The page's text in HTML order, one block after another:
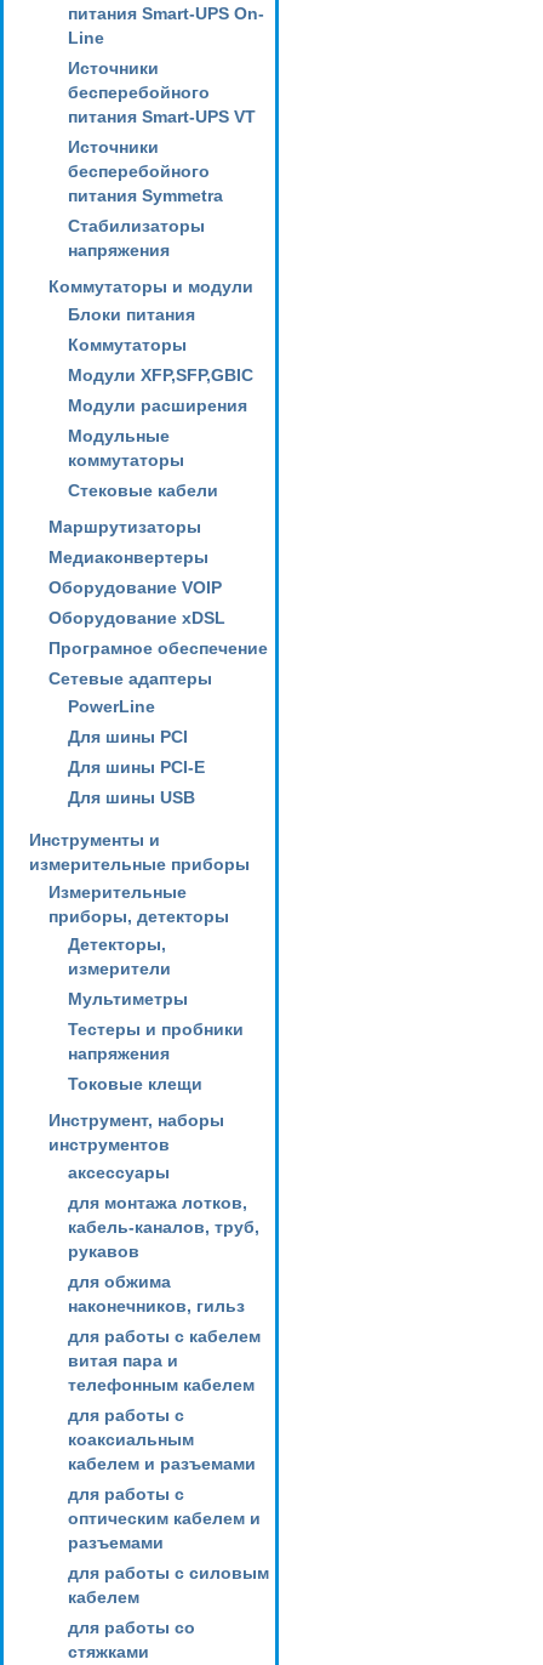
питания Smart-UPS On-
Line
Источники
бесперебойного
питания Smart-UPS VT
Источники
бесперебойного
питания Symmetra
Стабилизаторы
напряжения
Коммутаторы и модули
Блоки питания
Коммутаторы
Модули XFP,SFP,GBIC
Модули расширения
Модульные
коммутаторы
Стековые кабели
Маршрутизаторы
Медиаконвертеры
Оборудование VOIP
Оборудование xDSL
Програмное обеспечение
Сетевые адаптеры
PowerLine
Для шины PCI
Для шины PCI-E
Для шины USB
Инструменты и
измерительные приборы
Измерительные
приборы, детекторы
Детекторы,
измерители
Мультиметры
Тестеры и пробники
напряжения
Токовые клещи
Инструмент, наборы
инструментов
аксессуары
для монтажа лотков,
кабель-каналов, труб,
рукавов
для обжима
наконечников, гильз
для работы с кабелем
витая пара и
телефонным кабелем
для работы с
коаксиальным
кабелем и разъемами
для работы с
оптическим кабелем и
разъемами
для работы с силовым
кабелем
для работы со
стяжками